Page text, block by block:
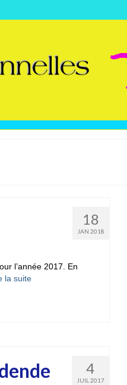
18
JAN 2018
l’année 2017. En
la suite­­
4
JUIL 2017